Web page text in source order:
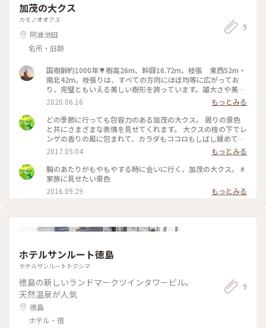
加茂の大クス
カモノオオクス
阿波池田
名所・旧跡
9
国樹齢約1000年🌳樹高26m、幹囲16.72m、枝張 東西52m・
南北42m。枝張りは、すべての方向にほぼ均等に広がってお
り、完璧ともいえる美しい樹形を誇っています。雄大さや美し
さに関しては日本一と言われ、各地には多くの大楠があります
が、加茂の大クスの場合、きゅっと細くくびれたウエストの幹
周りのため、単純な太さの比較では20位以下の大きさ。しか
し、枝張りは、すべての方向にほぼ均等に広がっており、吉野
川中流の原野に、忽然とそびえる立地もあり、雄大さや美しさ
に関しては日本一と言われているそうです。知り合いの方から
パワースポットと教えていただき何回か訪れました。今回行く
と顔出しパネルがあって嬉しくて（笑）大クスのたもとにはク
ローバーがたくさん咲いていて、四つ葉も見つけてHAPPYな1
日でした🍀😊 #わたしの街 #パワースポット
2020.06.16
もっとみる
どの季節に行っても包容力のある加茂の大クス。 周りの景色
と共にさまざまな表情を見せてくれます。 大クスの枝の下でレ
ンゲの香りの風に包まれて、カラダもココロもしばし緩めてき
ました。 #かおる
2017.05.04
もっとみる
胸のあたりがもやもやする時に会いに行く、加茂の大クス。 #
家族に見せたい景色
2016.09.29
もっとみる
ホテルサンルート徳島
ホテルサンルートトクシマ
徳島の新しいランドマークツインタワービル。
天然温泉が人気
徳島
ホテル・宿
9